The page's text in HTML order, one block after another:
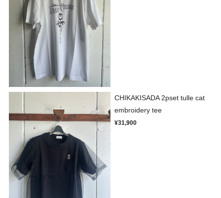
CHIKAKISADA 2pset tulle cat
embroidery tee
¥31,900